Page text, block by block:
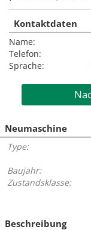
Kontaktdaten
Name:
Telefon:
Sprache:
Neumaschine
Type:
Baujahr:
Zustandsklasse:
Beschreibung